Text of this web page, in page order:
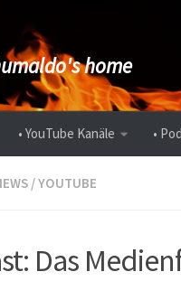
home
• YouTube Kanäle •
/YOUTUBE
Das